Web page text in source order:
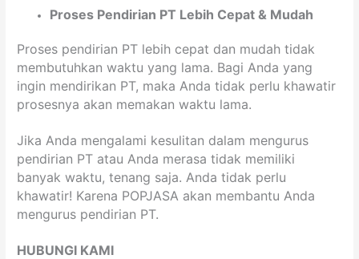
Proses Pendirian PT Lebih Cepat & Mudah
Proses pendirian PT lebih cepat dan mudah tidak
membutuhkan waktu yang lama. Bagi Anda yang
ingin mendirikan PT, maka Anda tidak perlu khawatir
prosesnya akan memakan waktu lama.
Jika Anda mengalami kesulitan dalam mengurus
pendirian PT atau Anda merasa tidak memiliki
banyak waktu, tenang saja. Anda tidak perlu
khawatir! Karena POPJASA akan membantu Anda
mengurus pendirian PT.
HUBUNGI KAMI